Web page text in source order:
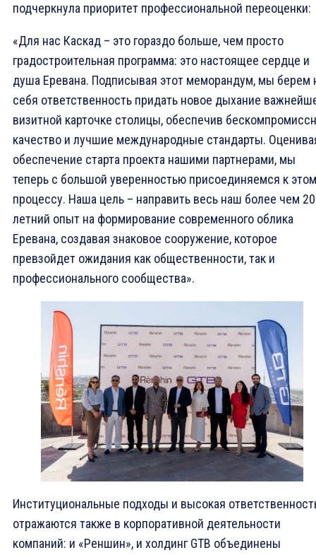
подчеркнула приоритет профессиональной переоценки:
«Для нас Каскад – это гораздо больше, чем просто
градостроительная программа: это настоящее сердце и
душа Еревана. Подписывая этот меморандум, мы берем
себя ответственность придать новое дыхание
визитной карточке столицы, обеспечив
качество и лучшие международные стандарты.
обеспечение старта проекта нашими партнерами, мы
теперь с большой уверенностью присоединяемся к
процессу. Наша цель – направить весь наш более чем
летний опыт на формирование современного облика
Еревана, создавая знаковое сооружение, которое
превзойдет ожидания как общественности, так и
профессионального сообщества».
Институциональные подходы и высокая
отражаются также в корпоративной деятельности
компаний: и «Реншин», и холдинг GTB объединены